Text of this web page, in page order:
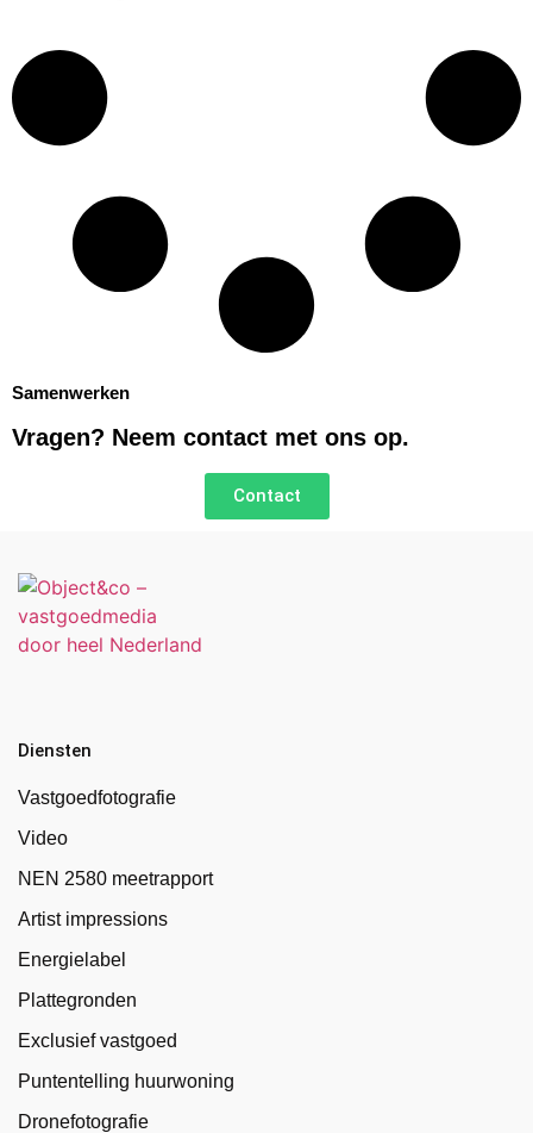
Samenwerken
Vragen? Neem contact met ons op.
Contact
Diensten
Vastgoedfotografie
Video
NEN 2580 meetrapport
Artist impressions
Energielabel
Plattegronden
Exclusief vastgoed
Puntentelling huurwoning
Dronefotografie